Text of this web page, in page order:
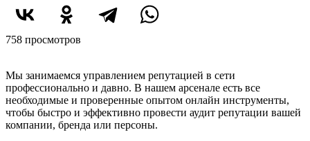
758 просмотров
Мы занимаемся управлением репутацией в сети
профессионально и давно. В нашем арсенале есть все
необходимые и проверенные опытом онлайн инструменты,
чтобы быстро и эффективно провести аудит репутации вашей
компании, бренда или персоны.